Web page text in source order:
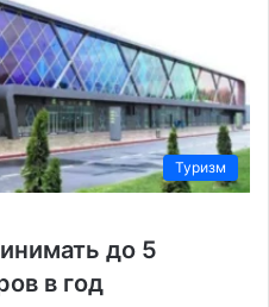
Туризм
до 5
в год